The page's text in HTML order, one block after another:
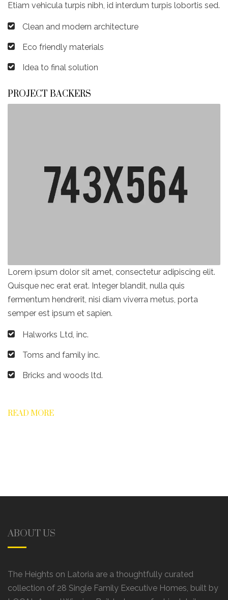
Etiam vehicula turpis nibh, id interdum turpis lobortis sed.
Clean and modern architecture
Eco friendly materials
Idea to final solution
PROJECT BACKERS
Lorem ipsum dolor sit amet, consectetur adipiscing elit.
Quisque nec erat erat. Integer blandit, nulla quis
fermentum hendrerit, nisi diam viverra metus, porta
semper est ipsum et sapien.
Halworks Ltd, inc.
Toms and family inc.
Bricks and woods ltd.
READ MORE
ABOUT US
The Heights on Latoria are a thoughtfully curated
collection of 28 Single Family Executive Homes, built by